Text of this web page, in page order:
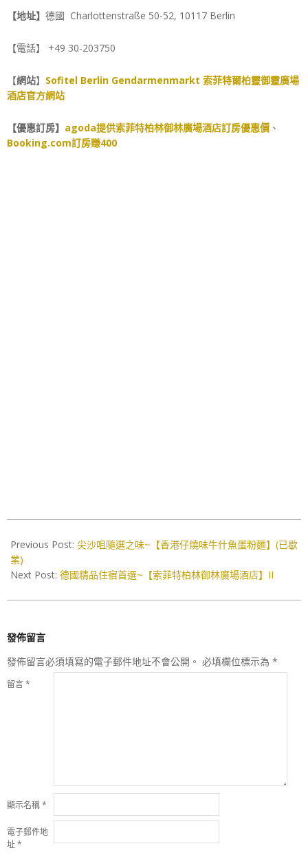
【地址】 德國 Charlottenstraße 50-52, 10117 Berlin
【電話】 +49 30-203750
【網站】 Sofitel Berlin Gendarmenmarkt 索菲特爾柏靈御靈廣場
酒店官方網站
【優惠訂房】 agoda提供索菲特柏林御林廣場酒店訂房優惠價 、
Booking.com訂房賺400
12-
20
Previous Post: 尖沙咀隨選之味~【香港仔燒味牛什魚蛋粉麵】(已歇
業)
Next Post: 德國精品住宿首選~【索菲特柏林御林廣場酒店】II
發佈留言
發佈留言必須填寫的電子郵件地址不會公開。 必填欄位標示為 *
留言*
顯示名稱*
電子郵件地
址*